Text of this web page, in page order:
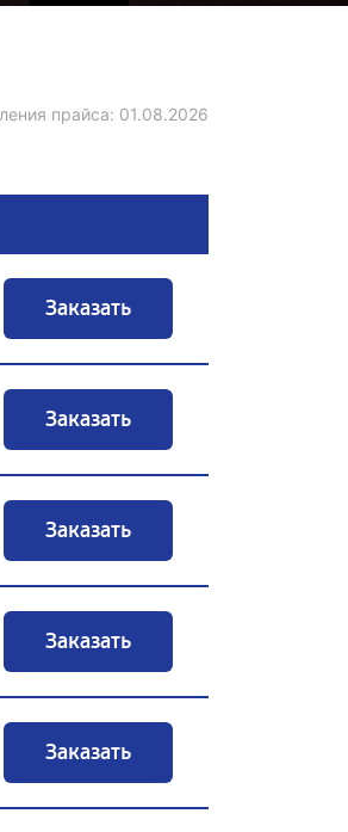
прайса: 01.08.2026
Заказать
Заказать
Заказать
Заказать
Заказать